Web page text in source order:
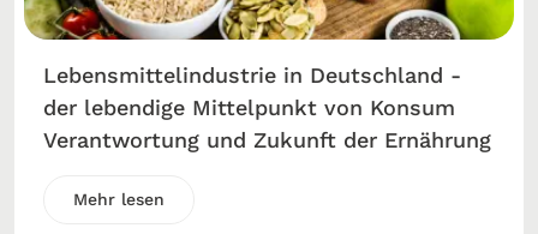
Lebensmittelindustrie in Deutschland -
der lebendige Mittelpunkt von Konsum
Verantwortung und Zukunft der Ernährung
Mehr lesen